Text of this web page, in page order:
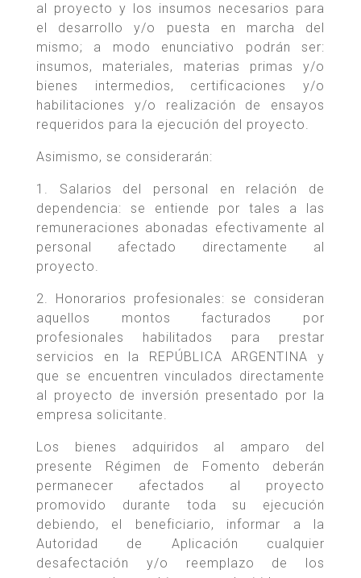
al proyecto y los insumos necesarios para
el desarrollo y/o puesta en marcha del
mismo; a modo enunciativo podrán ser:
insumos, materiales, materias primas y/o
bienes intermedios, certificaciones y/o
habilitaciones y/o realización de ensayos
requeridos para la ejecución del proyecto.
Asimismo, se considerarán:
1. Salarios del personal en relación de
dependencia: se entiende por tales a las
remuneraciones abonadas efectivamente al
personal afectado directamente al
proyecto.
2. Honorarios profesionales: se consideran
aquellos montos facturados por
profesionales habilitados para prestar
servicios en la REPÚBLICA ARGENTINA y
que se encuentren vinculados directamente
al proyecto de inversión presentado por la
empresa solicitante.
Los bienes adquiridos al amparo del
presente Régimen de Fomento deberán
permanecer afectados al proyecto
promovido durante toda su ejecución
debiendo, el beneficiario, informar a la
Autoridad de Aplicación cualquier
desafectación y/o reemplazo de los